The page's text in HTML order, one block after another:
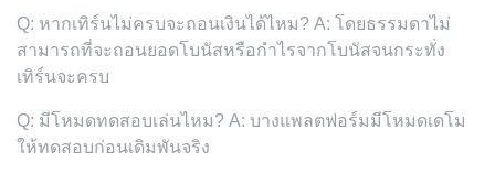
Q: หากเทิร์นไม่ครบจะถอนเงินได้ไหม? A: โดยธรรมดาไม่
สามารถที่จะถอนยอดโบนัสหรือกำไรจากโบนัสจนกระทั่ง
เทิร์นจะครบ
Q: มีโหมดทดสอบเล่นไหม? A: บางแพลตฟอร์มมีโหมดเดโม
ให้ทดสอบก่อนเดิมพันจริง